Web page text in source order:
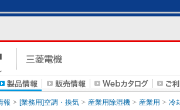
報 [業務用]空調・換気 産業用除湿機 産業用 冷